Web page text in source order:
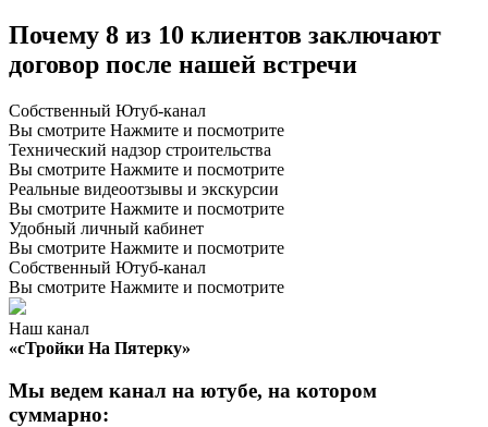
Почему 8 из 10 клиентов заключают
договор после нашей встречи
Собственный Ютуб-канал
Вы смотрите Нажмите и посмотрите
Технический надзор строительства
Вы смотрите Нажмите и посмотрите
Реальные видеоотзывы и экскурсии
Вы смотрите Нажмите и посмотрите
Удобный личный кабинет
Вы смотрите Нажмите и посмотрите
Собственный Ютуб-канал
Вы смотрите Нажмите и посмотрите
Наш канал
«сТройки На Пятерку»
Мы ведем канал на ютубе, на котором
суммарно: